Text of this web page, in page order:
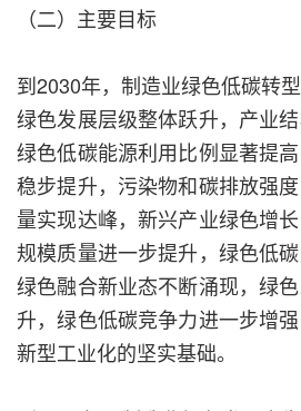
（二）主要目标
到2030年，制造业绿色低碳转
绿色发展层级整体跃升，产业结
绿色低碳能源利用比例显著提
稳步提升，污染物和碳排放强
量实现达峰，新兴产业绿色增长
规模质量进一步提升，绿色低碳
绿色融合新业态不断涌现，绿
升，绿色低碳竞争力进一步增
新型工业化的坚实基础。